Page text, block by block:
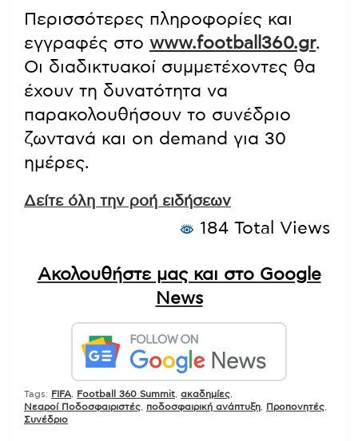
Περισσότερες πληροφορίες και
εγγραφές στο www.football360.gr.
Οι διαδικτυακοί συμμετέχοντες θα
έχουν τη δυνατότητα να
παρακολουθήσουν το συνέδριο
ζωντανά και on demand για 30
ημέρες.
Δείτε όλη την ροή ειδήσεων
184 Total Views
Ακολουθήστε μας και στο Google
News
Tags: FIFA Football 360 Summit ακαδημίες
Νεαροί Ποδοσφαιριστές
ποδοσφαιρική ανάπτυξη Προπονητές
Συνέδριο